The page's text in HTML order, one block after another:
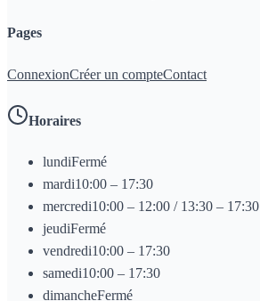
Pages
ConnexionCréer un compteContact
Horaires
lundiFermé
mardi10:00 – 17:30
mercredi10:00 – 12:00 / 13:30 – 17:30
jeudiFermé
vendredi10:00 – 17:30
samedi10:00 – 17:30
dimancheFermé